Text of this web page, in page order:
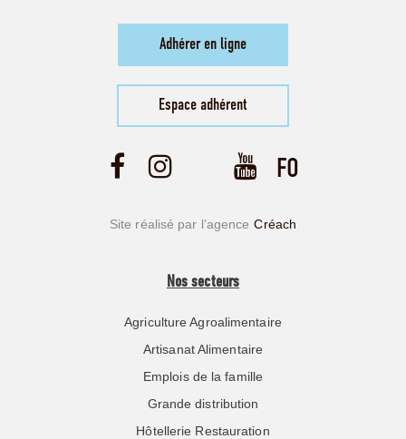
Adhérer en ligne
Espace adhérent
Site réalisé par l’agence Créach
Nos secteurs
Agriculture Agroalimentaire
Artisanat Alimentaire
Emplois de la famille
Grande distribution
Hôtellerie Restauration